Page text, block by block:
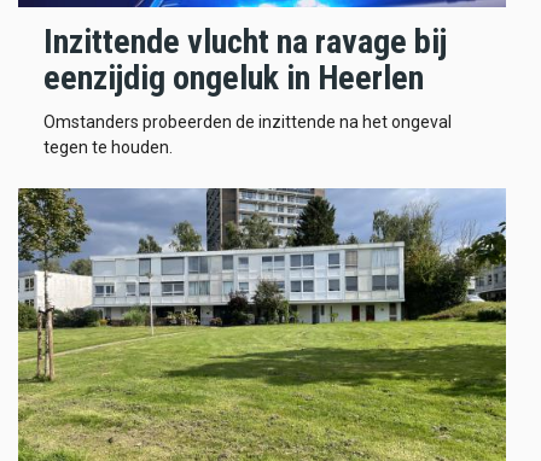
Inzittende vlucht na ravage bij
eenzijdig ongeluk in Heerlen
Omstanders probeerden de inzittende na het ongeval
tegen te houden.